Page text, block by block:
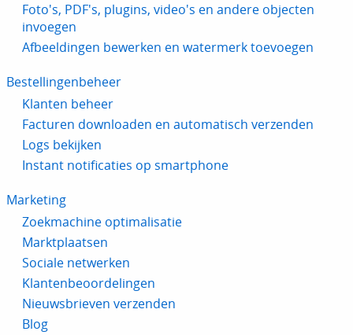
Foto's, PDF's, plugins, video's en andere objecten
invoegen
Afbeeldingen bewerken en watermerk toevoegen
Bestellingenbeheer
Klanten beheer
Facturen downloaden en automatisch verzenden
Logs bekijken
Instant notificaties op smartphone
Marketing
Zoekmachine optimalisatie
Marktplaatsen
Sociale netwerken
Klantenbeoordelingen
Nieuwsbrieven verzenden
Blog